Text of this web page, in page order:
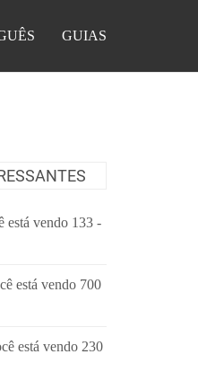
GUIAS
está vendo 133 -
está vendo 700
está vendo 230